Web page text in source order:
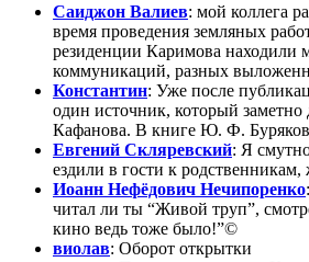
Саиджон Валиев: мой коллега
время проведения земляных
резиденции Каримова находили
коммуникаций, разных
Константин: Уже после
один источник, который заметно
Кафанова. В книге Ю. Ф.
Евгений Скляревский: Я
ездили в гости к
Иоанн Нефёдович Нечипоренко
читал ли ты “Живой труп”,
кино ведь тоже было!”©
виолав: Оборот открытки